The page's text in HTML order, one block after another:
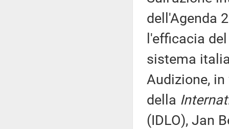
dell'Agenda
l'efficacia
sistema
Audizione,
della
(IDLO), Jan